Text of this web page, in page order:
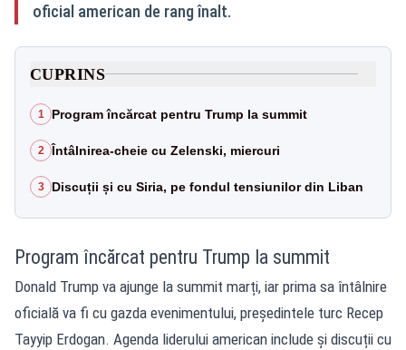
oficial american de rang înalt.
CUPRINS
1 Program încărcat pentru Trump la summit
2 Întâlnirea-cheie cu Zelenski, miercuri
3 Discuții și cu Siria, pe fondul tensiunilor din Liban
Program încărcat pentru Trump la summit
Donald Trump va ajunge la summit marți, iar prima sa întâlnire
oficială va fi cu gazda evenimentului, președintele turc Recep
Tayyip Erdogan. Agenda liderului american include și discuții cu